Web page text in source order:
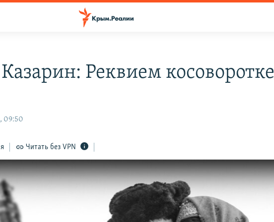
Реквием косоворотке
09:50
Читать без VPN